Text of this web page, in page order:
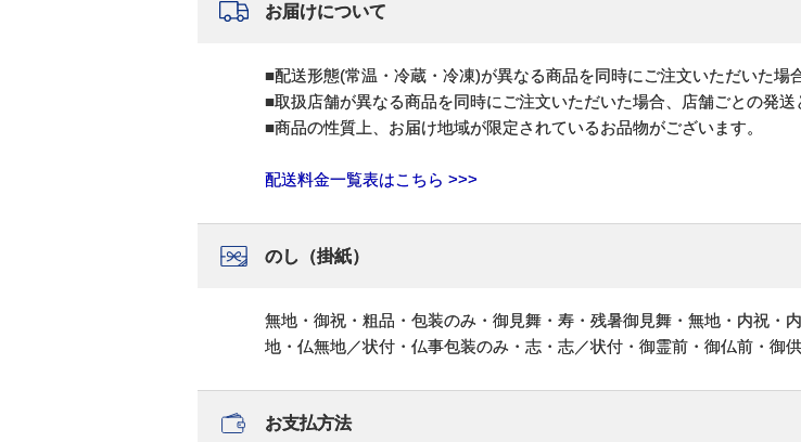
お届けについて
■配送形態(常温・冷蔵・冷凍)が異なる商品を同時にご注文いただいた場
■取扱店舗が異なる商品を同時にご注文いただいた場合、店舗ごとの発送
■商品の性質上、お届け地域が限定されているお品物がございます。
配送料金一覧表はこちら >>>
のし（掛紙）
無地・御祝・粗品・包装のみ・御見舞・寿・残暑御見舞・無地・内祝・
地・仏無地／状付・仏事包装のみ・志・志／状付・御霊前・御仏前・御供
お支払方法